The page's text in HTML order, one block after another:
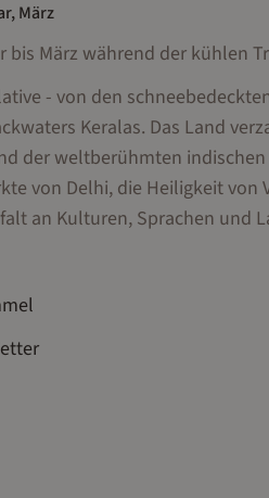
März
bis März während der kühlen
- von den
Keralas. Das Land
der weltberühmten
von Delhi, die Heiligkeit
an Kulturen, Sprachen und